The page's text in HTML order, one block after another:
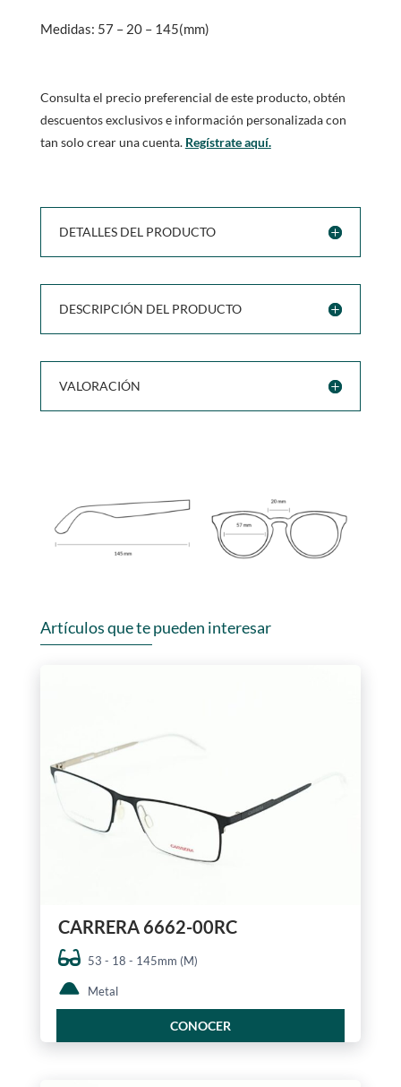
Medidas: 57 – 20 – 145(mm)
Consulta el precio preferencial de este producto, obtén
descuentos exclusivos e información personalizada con
tan solo crear una cuenta. Regístrate aquí.
DETALLES DEL PRODUCTO
DESCRIPCIÓN DEL PRODUCTO
VALORACIÓN
Artículos que te pueden interesar
CARRERA 6662-00RC
53 - 18 - 145mm (M)
Metal
CONOCER